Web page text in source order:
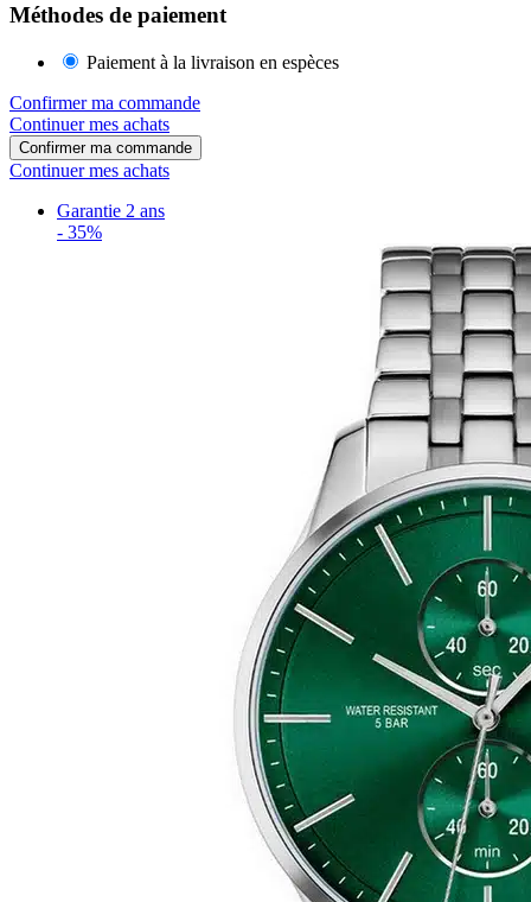
Méthodes de paiement
Paiement à la livraison en espèces
Confirmer ma commande
Continuer mes achats
Confirmer ma commande
Continuer mes achats
Garantie 2 ans
- 35%